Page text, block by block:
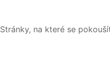
Stránky, na které se